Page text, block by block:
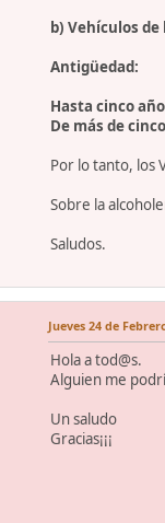
b) Vehículos
Antigüedad:
Hasta cinco
De más de
Por lo tanto, los
Sobre la
Saludos.
Jueves 24 de
Hola a tod@s.
Alguien me
Un saludo
Gracias¡¡¡